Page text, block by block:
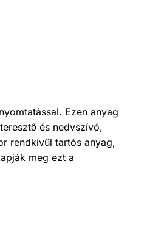
Ezen anyag
és nedvszívó,
rendkívül tartós anyag,
meg ezt a